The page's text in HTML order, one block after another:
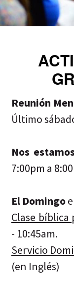
Reunión
Último
Nos
7:00pm a
El Domingo
Clase bíblica
- 10:45am.
Servicio
(en Inglés)